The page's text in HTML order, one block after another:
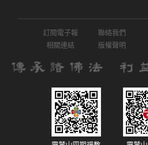
訂閱電子報 聯絡我們
相關連結
版權聲明